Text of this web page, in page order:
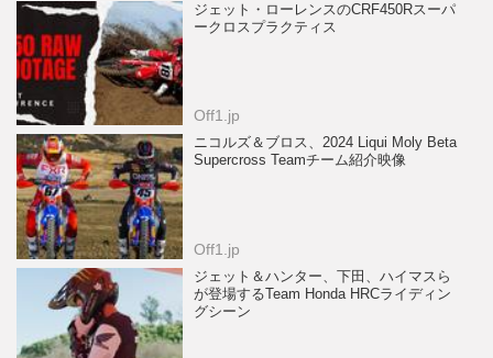
ジェット・ローレンスのCRF450Rスーパ
ークロスプラクティス
Off1.jp
ニコルズ＆ブロス、2024 Liqui Moly Beta
Supercross Teamチーム紹介映像
Off1.jp
ジェット＆ハンター、下田、ハイマスら
が登場するTeam Honda HRCライディン
グシーン